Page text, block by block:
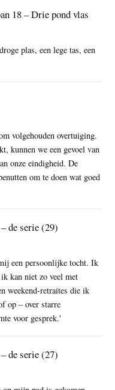
18 – Drie pond vlas
plas, een lege tas, een
volgehouden overtuiging.
kunnen we een gevoel van
onze eindigheid. De
om te doen wat goed
de serie (29)
een persoonlijke tocht. Ik
kan niet zo veel met
weekend-retraites die ik
op – over starre
voor gesprek.'
de serie (27)